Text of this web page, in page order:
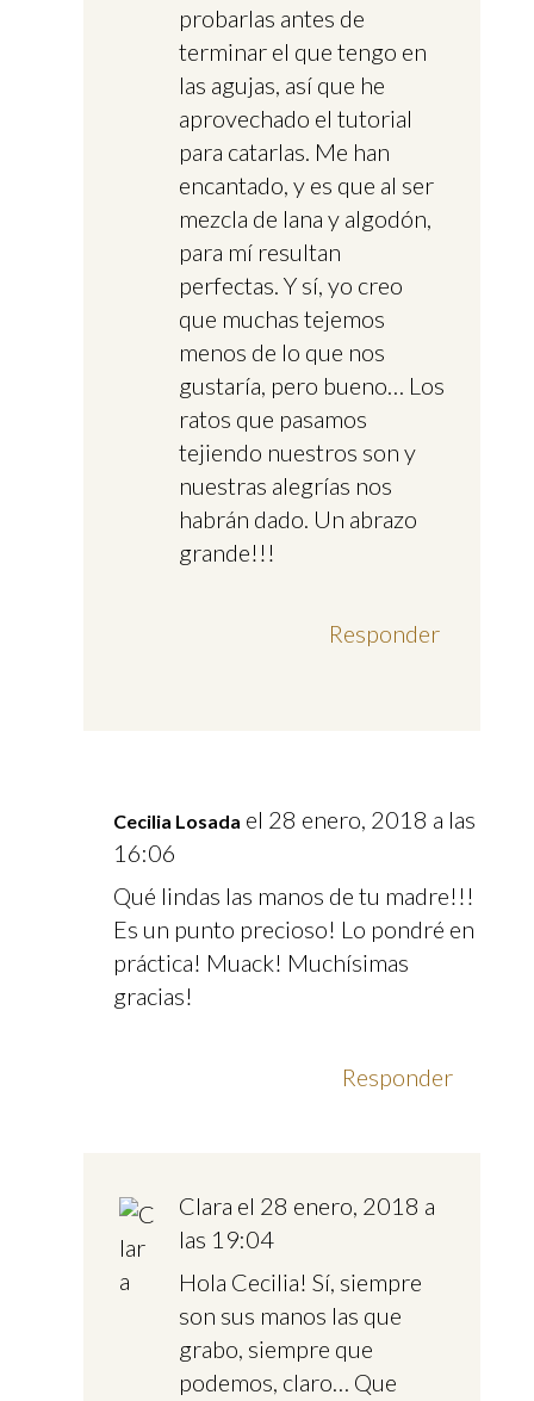
probarlas antes de
terminar el que tengo en
las agujas, así que he
aprovechado el tutorial
para catarlas. Me han
encantado, y es que al ser
mezcla de lana y algodón,
para mí resultan
perfectas. Y sí, yo creo
que muchas tejemos
menos de lo que nos
gustaría, pero bueno… Los
ratos que pasamos
tejiendo nuestros son y
nuestras alegrías nos
habrán dado. Un abrazo
grande!!!
Responder
Cecilia Losada el 28 enero, 2018 a las
16:06
Qué lindas las manos de tu madre!!!
Es un punto precioso! Lo pondré en
práctica! Muack! Muchísimas
gracias!
Responder
Clara el 28 enero, 2018 a
las 19:04
Hola Cecilia! Sí, siempre
son sus manos las que
grabo, siempre que
podemos, claro… Que